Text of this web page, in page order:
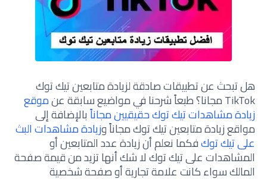
هل تبحث عن تطبيقات صادقة لزيادة متابعين تيك توك
TikTok مجانا؟ طبعاً شرحنا في مواضيع سابقة عن موقع
زيادة مشاهدات تيك توك حقيقيين مجاناًبالإضافة إلى
مواقع زيادة متابعين تيك توك مجاناً وزيادة مشاهدات البث
على تيك توكفكما نعلم أن زيادة عدد المتابعين أو
المشاهدات على تيك توك لا شك أنها تزيد من قيمة صفحة
المالك سواء كانت علامة تجارية أو صفحة شخصية